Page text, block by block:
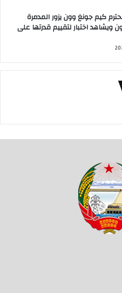
كيم جونغ وون يزور المدمرة
اختبار لتقييم قدرتها على